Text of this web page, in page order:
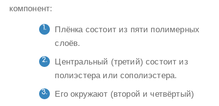
компонент:
Плёнка состоит из пяти полимерных
слоёв.
Центральный (третий) состоит из
полиэстера или сополиэстера.
Его окружают (второй и четвёртый)